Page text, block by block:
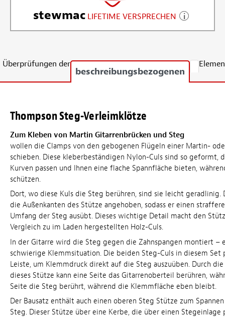
stewmac LIFETIME VERSPRECHEN
Überprüfungen der
beschreibungsbezogenen
Thompson Steg-Verleimklötze
Zum Kleben von Martin Gitarrenbrücken und Steg
wollen die Clamps von den gebogenen Flügeln einer Martin-
schieben. Diese kleberbeständigen Nylon-Culs sind so geformt,
Kurven passen und Ihnen eine flache Spannfläche bieten,
schützen.
Dort, wo diese Kuls die Steg berühren, sind sie leicht geradlinig.
die Außenkanten des Stütze angehoben, sodass er einen
Umfang der Steg ausübt. Dieses wichtige Detail macht den
Vergleich zu im Laden hergestellten Holz-Culs.
In der Gitarre wird die Steg gegen die Zahnspangen montiert –
schwierige Klemmsituation. Die beiden Steg-Culs in diesem Set
Leiste, um Klemmdruck direkt auf die Steg auszuüben. Durch
dieses Stütze kann eine Seite das Gitarrenoberteil berühren,
Seite die Steg berührt, während die Klemmfläche eben bleibt.
Der Bausatz enthält auch einen oberen Steg Stütze zum
Steg. Dieser Stütze über eine Kerbe, die über einen Stegeinlage